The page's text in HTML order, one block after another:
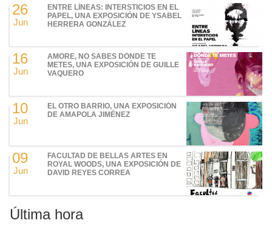
26
Jun
ENTRE LÍNEAS: INTERSTICIOS EN EL
PAPEL, UNA EXPOSICIÓN DE YSABEL
HERRERA GONZÁLEZ
16
Jun
AMORE, NO SABES DÓNDE TE
METES, UNA EXPOSICIÓN DE GUILLE
VAQUERO
10
Jun
EL OTRO BARRIO, UNA EXPOSICIÓN
DE AMAPOLA JIMÉNEZ
09
Jun
FACULTAD DE BELLAS ARTES EN
ROYAL WOODS, UNA EXPOSICIÓN DE
DAVID REYES CORREA
Última hora